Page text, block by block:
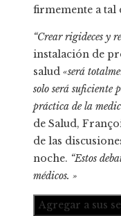
firmemente a tal
“Crear rigideces y
instalación de
salud «será
solo será suficiente
práctica de la
de Salud,
de las
noche. “Estos
médicos. »
Agregar a sus